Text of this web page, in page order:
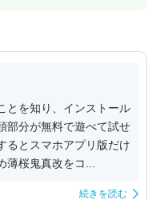
とを知り、インストール
部分が無料で遊べて試せ
るとスマホアプリ版だけ
桜鬼真改をコ...
続きを読む